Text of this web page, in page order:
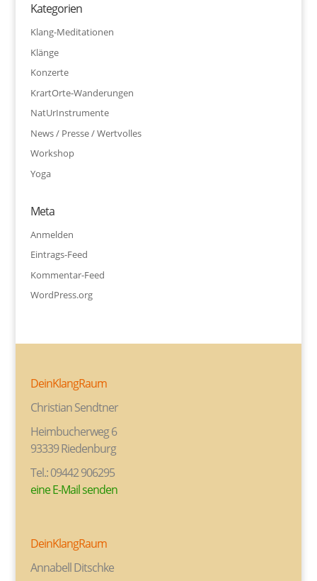
Kategorien
Klang-Meditationen
Klänge
Konzerte
KrartOrte-Wanderungen
NatUrInstrumente
News / Presse / Wertvolles
Workshop
Yoga
Meta
Anmelden
Eintrags-Feed
Kommentar-Feed
WordPress.org
DeinKlangRaum
Christian Sendtner
Heimbucherweg 6
93339 Riedenburg
Tel.: 09442 906295
eine E-Mail senden
DeinKlangRaum
Annabell Ditschke